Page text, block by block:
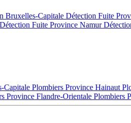
Bruxelles-Capitale Détection Fuite
Détection Fuite Province Namur
Capitale Plombiers Province Hainaut
Province Flandre-Orientale Plombiers